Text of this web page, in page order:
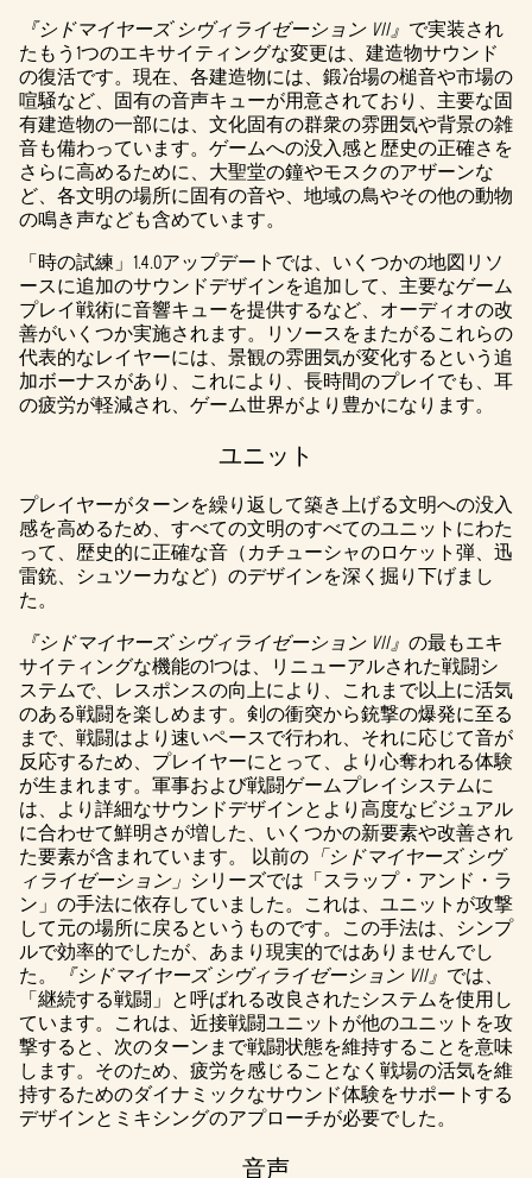
クす
る
と、
YouTu
beの
プラ
イバ
シー
シー
と
Googl
eサ
ーバ
ーへ
のデ
意し
たも
のと
みな
ま
す。
『シドマイヤーズ シヴィライゼーション VII』 で実装され
たもう1つのエキサイティングな変更は、建造物サウンド
の復活です。現在、各建造物には、鍛冶場の槌音や市場の
喧騒など、固有の音声キューが用意されており、主要な固
有建造物の一部には、文化固有の群衆の雰囲気や背景の雑
音も備わっています。ゲームへの没入感と歴史の正確さを
さらに高めるために、大聖堂の鐘やモスクのアザーンな
ど、各文明の場所に固有の音や、地域の鳥やその他の動物
の鳴き声なども含めています。
「時の試練」1.4.0アップデートでは、いくつかの地図リソ
ースに追加のサウンドデザインを追加して、主要なゲーム
プレイ戦術に音響キューを提供するなど、オーディオの改
善がいくつか実施されます。リソースをまたがるこれらの
代表的なレイヤーには、景観の雰囲気が変化するという追
加ボーナスがあり、これにより、長時間のプレイでも、耳
の疲労が軽減され、ゲーム世界がより豊かになります。
ユニット
プレイヤーがターンを繰り返して築き上げる文明への没入
感を高めるため、すべての文明のすべてのユニットにわた
って、歴史的に正確な音（カチューシャのロケット弾、迅
雷銃、シュツーカなど）のデザインを深く掘り下げまし
た。
『シドマイヤーズ シヴィライゼーション VII』 の最もエキ
サイティングな機能の1つは、リニューアルされた戦闘シ
ステムで、レスポンスの向上により、これまで以上に活気
のある戦闘を楽しめます。剣の衝突から銃撃の爆発に至る
まで、戦闘はより速いペースで行われ、それに応じて音が
反応するため、プレイヤーにとって、より心奪われる体験
が生まれます。軍事および戦闘ゲームプレイシステムに
は、より詳細なサウンドデザインとより高度なビジュアル
に合わせて鮮明さが増した、いくつかの新要素や改善され
た要素が含まれています。 以前の 「シドマイヤーズ シヴ
ィライゼーション」 シリーズでは「スラップ・アンド・ラ
ン」の手法に依存していました。これは、ユニットが攻撃
して元の場所に戻るというものです。この手法は、シンプ
ルで効率的でしたが、あまり現実的ではありませんでし
た。
『シドマイヤーズ シヴィライゼーション VII』 では、
「継続する戦闘」と呼ばれる改良されたシステムを使用し
ています。これは、近接戦闘ユニットが他のユニットを攻
撃すると、次のターンまで戦闘状態を維持することを意味
します。そのため、疲労を感じることなく戦場の活気を維
持するためのダイナミックなサウンド体験をサポートする
デザインとミキシングのアプローチが必要でした。
音声